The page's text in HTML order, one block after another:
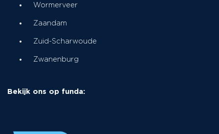
Wormerveer
Zaandam
Zuid-Scharwoude
Zwanenburg
Bekijk ons op funda: